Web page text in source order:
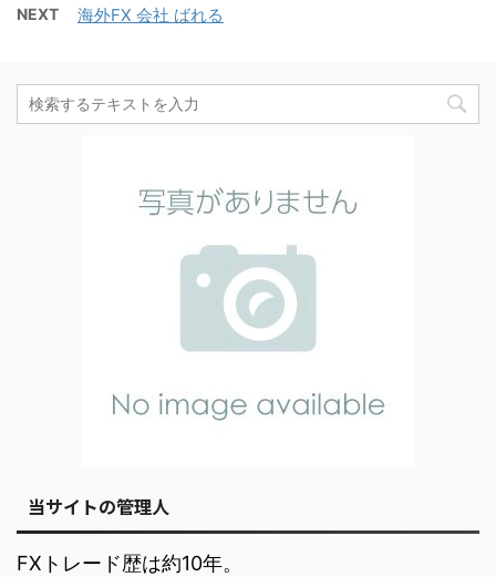
NEXT 海外FX 会社 ばれる
当サイトの管理人
FXトレード歴は約10年。